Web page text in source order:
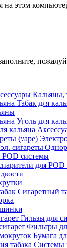
на этом
Кальяны,
Табак для
Уголь для
POD системы
Сигаретный
Гильзы для
Фильтры
Бумага
Системы